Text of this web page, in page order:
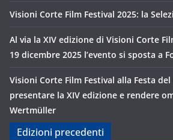
Visioni Corte Film Festival 2025: la
Al via la XIV edizione di Visioni Corte
19 dicembre 2025 l’evento si sposta a
Visioni Corte Film Festival alla Festa
presentare la XIV edizione e rendere
Wertmüller
Edizioni precedenti